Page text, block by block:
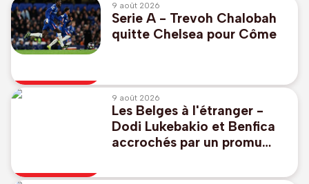
9 août 2026
Serie A - Trevoh Chalobah
quitte Chelsea pour Côme
9 août 2026
Les Belges à l'étranger -
Dodi Lukebakio et Benfica
accrochés par un promu
championnat